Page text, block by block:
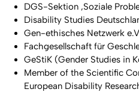
DGS-Sektion ‚Soziale
Disability Studies
Gen-ethisches Netzwerk
Fachgesellschaft für
GeStiK (Gender Studies in
Member of the Scientific
European Disability